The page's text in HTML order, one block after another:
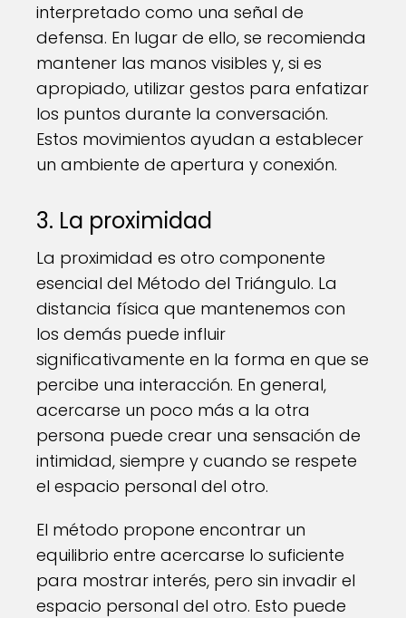
interpretado como una señal de
defensa. En lugar de ello, se recomienda
mantener las manos visibles y, si es
apropiado, utilizar gestos para enfatizar
los puntos durante la conversación.
Estos movimientos ayudan a establecer
un ambiente de apertura y conexión.
3. La proximidad
La proximidad es otro componente
esencial del Método del Triángulo. La
distancia física que mantenemos con
los demás puede influir
significativamente en la forma en que se
percibe una interacción. En general,
acercarse un poco más a la otra
persona puede crear una sensación de
intimidad, siempre y cuando se respete
el espacio personal del otro.
El método propone encontrar un
equilibrio entre acercarse lo suficiente
para mostrar interés, pero sin invadir el
espacio personal del otro. Esto puede